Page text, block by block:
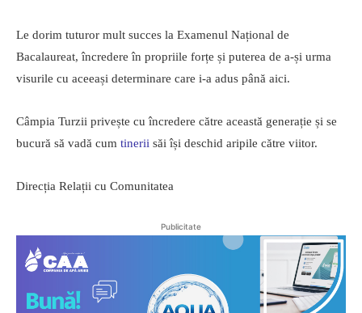
Le dorim tuturor mult succes la Examenul Național de
Bacalaureat, încredere în propriile forțe și puterea de a-și urma
visurile cu aceeași determinare care i-a adus până aici.
Câmpia Turzii privește cu încredere către această generație și se
bucură să vadă cum tinerii săi își deschid aripile către viitor.
Direcția Relații cu Comunitatea
Publicitate